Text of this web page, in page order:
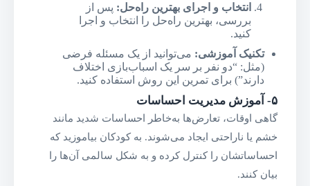
انتخاب و اجرای بهترین راه‌حل: پس از
بررسی، بهترین راه‌حل را انتخاب و اجرا
کنید.
تکنیک آموزشی: می‌توانید از یک مسئله فرضی
(مثل: “دو نفر بر سر یک اسباب‌بازی اختلاف
دارند”) برای تمرین این روش استفاده کنید.
۵- آموزش مدیریت احساسات
گاهی اوقات، تعارض‌ها به‌خاطر احساسات شدید مانند
خشم یا ناراحتی ایجاد می‌شوند. به کودکان بیاموزید که
احساساتشان را کنترل کرده و به شکل سالمی آن‌ها را
بیان کنند.